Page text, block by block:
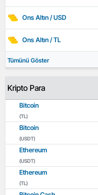
Ons Altın / USD
Ons Altın / TL
Tümünü Göster
Kripto Para
Bitcoin
(TL)
Bitcoin
(USDT)
Ethereum
(USDT)
Ethereum
(TL)